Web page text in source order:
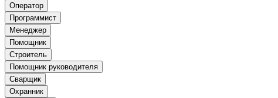
Оператор
Программист
Менеджер
Помощник
Строитель
Помощник руководителя
Сварщик
Охранник